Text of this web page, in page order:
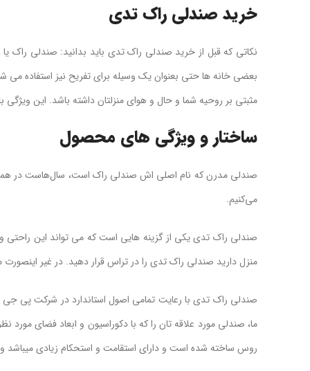
خرید صندلی راک تدی
نکاتی که قبل از خرید صندلی راک تدی باید بدانید: صندلی راک
بعضی خانه ها حتی بعنوان یک وسیله برای تفریح نیز استفاده
مثبتی بر روحیه شما و حال و هوای منزلتان داشته باشد. این
ساختار و ویژگی های محصول
صندلی مدرن که نام اصلی‌ اش صندلی راک است، سال‌هاست در همه
می‌کنیم.
صندلی راک تدی یکی از گزینه هایی است که می تواند این راحتی و
منزل دارید صندلی راک تدی را در تراس قرار دهید. در غیر اینصورت
صندلی راک تدی با رعایت تمامی اصول استاندارد در شرکت پی جی
ما، صندلی مورد علاقه تان را که با دکوراسیون و ابعاد فضای
روس ساخته شده است و دارای استقامت و استحکام زیادی میباشد و